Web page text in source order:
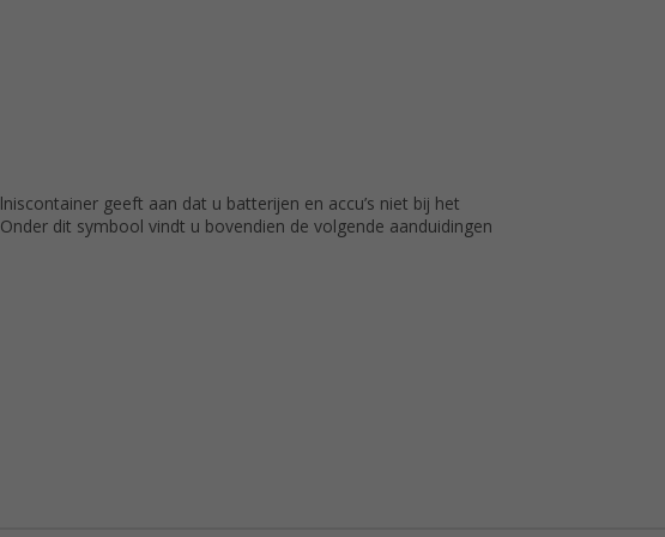
geeft aan dat u batterijen en accu’s niet bij het
dit symbool vindt u bovendien de volgende aanduidingen